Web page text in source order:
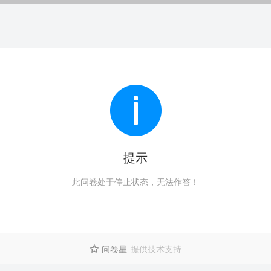
提示
此问卷处于停止状态，无法作答！
 问卷星 提供技术支持